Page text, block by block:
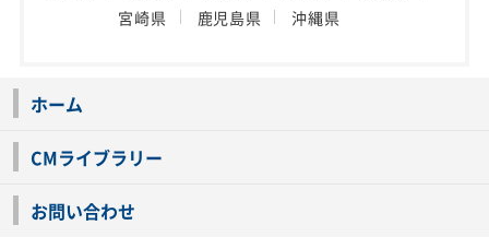
宮崎県
鹿児島県 沖縄県
ホーム
CMライブラリー
お問い合わせ